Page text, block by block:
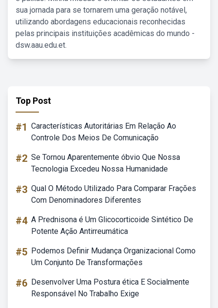
sua jornada para se tornarem uma geração notável,
utilizando abordagens educacionais reconhecidas
pelas principais instituições acadêmicas do mundo -
dsw.aau.edu.et.
Top Post
#1 Características Autoritárias Em Relação Ao
Controle Dos Meios De Comunicação
#2 Se Tornou Aparentemente óbvio Que Nossa
Tecnologia Excedeu Nossa Humanidade
#3 Qual O Método Utilizado Para Comparar Frações
Com Denominadores Diferentes
#4 A Prednisona é Um Glicocorticoide Sintético De
Potente Ação Antirreumática
#5 Podemos Definir Mudança Organizacional Como
Um Conjunto De Transformações
#6 Desenvolver Uma Postura ética E Socialmente
Responsável No Trabalho Exige